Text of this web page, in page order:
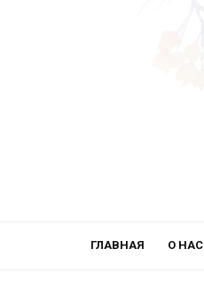
ГЛАВНАЯ О НАС